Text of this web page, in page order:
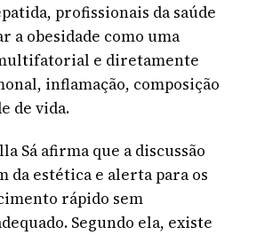
profissionais da saúde
a obesidade como uma
e diretamente
inflamação, composição
de vida.
Sá afirma que a discussão
da estética e alerta para os
rápido sem
Segundo ela, existe